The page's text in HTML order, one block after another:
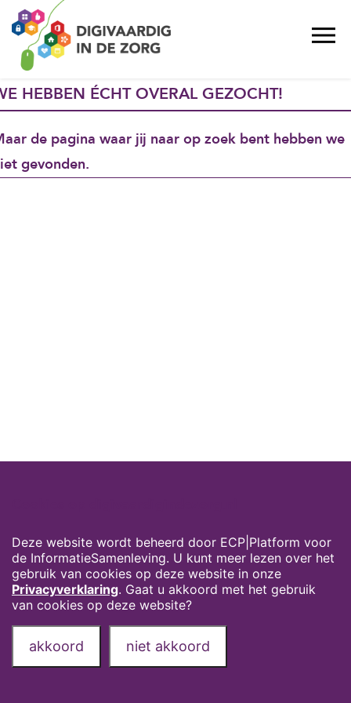
HEBBEN ÉCHT OVERAL GEZOCHT!
de pagina waar jij naar op zoek bent hebben we
gevonden.
Deze website wordt beheerd door ECP|Platform voor
de InformatieSamenleving. U kunt meer lezen over het
gebruik van cookies op deze website in onze
Privacyverklaring. Gaat u akkoord met het gebruik
van cookies op deze website?
akkoord niet akkoord